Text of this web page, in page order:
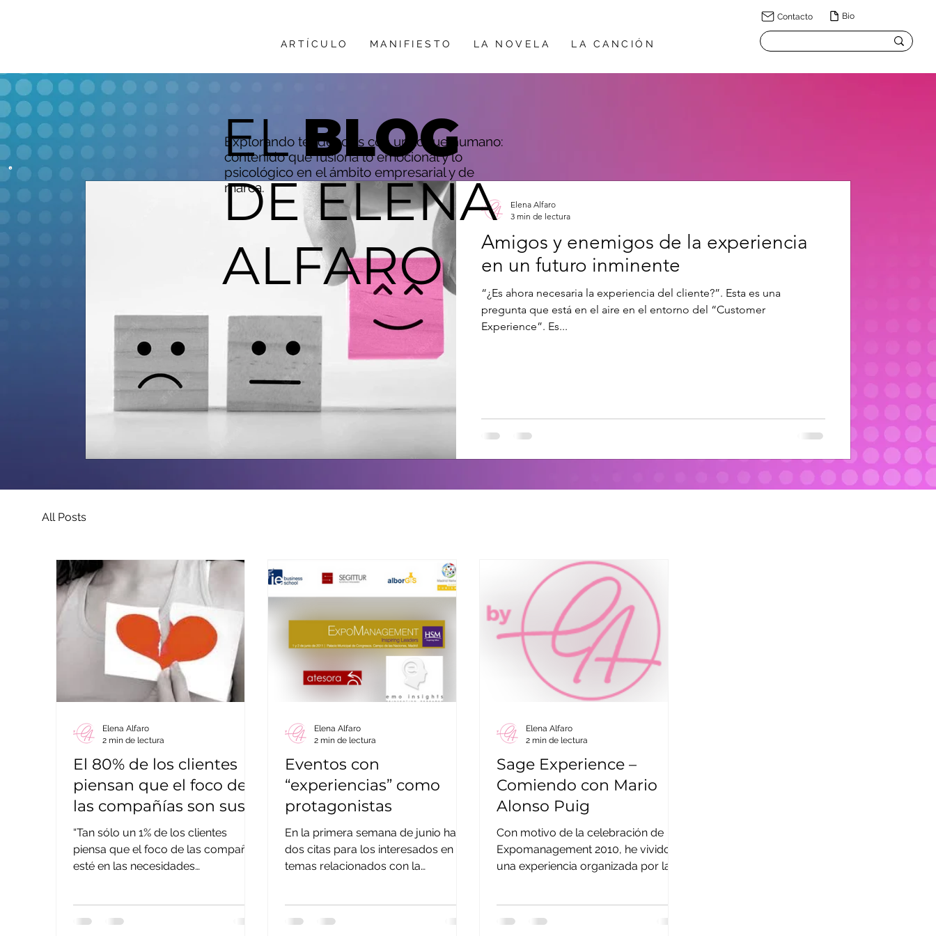
Bio
Contacto
ARTÍCULO MANIFIESTO LA NOVELA LA CANCIÓN
Amigos y enemigos de la experiencia
en un futuro inminente
“¿Es ahora necesaria la experiencia del cliente?”. Esta es una
pregunta que está en el aire en el entorno del “Customer
Experience”. Es...
Elena Alfaro
3 min de lectura
ELBLOG
DE ELENA
ALFARO
Explorando tendencias con un toque humano:
contenido que fusiona lo emocional y lo
psicológico en el ámbito empresarial y de
marca.
All Posts
El 80% de los clientes
piensan que el foco de
las compañías son sus
costes
“Tan sólo un 1% de los clientes
piensa que el foco de las compañías
esté en las necesidades
Elena Alfaro
2 min de lectura
Eventos con
“experiencias” como
protagonistas
En la primera semana de junio hay
dos citas para los interesados en
temas relacionados con la
Elena Alfaro
2 min de lectura
Sage Experience –
Comiendo con Mario
Alonso Puig
Con motivo de la celebración de
Expomanagement 2010, he vivido
una experiencia organizada por la
Elena Alfaro
2 min de lectura